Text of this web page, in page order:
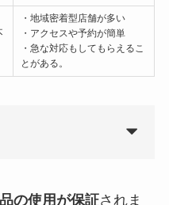
・地域密着型店舗が多い
・アクセスや予約が簡単
・急な対応もしてもらえるこ
とがある。
の使用が保証されま